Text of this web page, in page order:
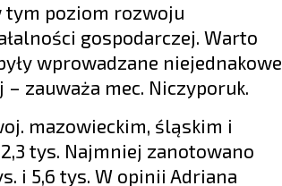
tym poziom rozwoju
gospodarczej. Warto
wprowadzane niejednakowe
zauważa mec. Niczyporuk.
mazowieckim, śląskim i
tys. Najmniej zanotowano
i 5,6 tys. W opinii Adriana